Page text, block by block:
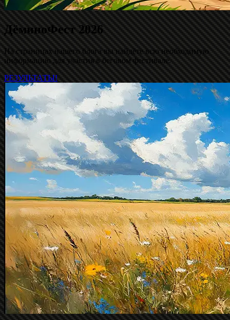
ДёминоФест 2026
На страницах нашего блога вы найдёте всю необходимую
информацию для участия в беговом фестивале.
РЕЗУЛЬТАТЫ!